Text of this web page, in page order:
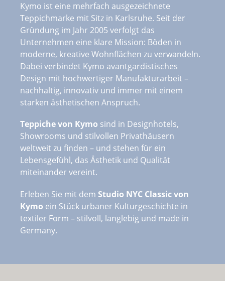
Kymo ist eine mehrfach ausgezeichnete
Teppichmarke mit Sitz in Karlsruhe. Seit der
Gründung im Jahr 2005 verfolgt das
Unternehmen eine klare Mission: Böden in
moderne, kreative Wohnflächen zu verwandeln.
Dabei verbindet Kymo avantgardistisches
Design mit hochwertiger Manufakturarbeit –
nachhaltig, innovativ und immer mit einem
starken ästhetischen Anspruch.
Teppiche von Kymo sind in Designhotels,
Showrooms und stilvollen Privathäusern
weltweit zu finden – und stehen für ein
Lebensgefühl, das Ästhetik und Qualität
miteinander vereint.
Erleben Sie mit dem Studio NYC Classic von
Kymo ein Stück urbaner Kulturgeschichte in
textiler Form – stilvoll, langlebig und made in
Germany.